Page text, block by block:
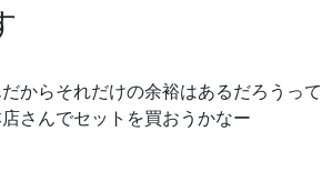
からそれだけの余裕はあるだろうって
さんでセットを買おうかなー